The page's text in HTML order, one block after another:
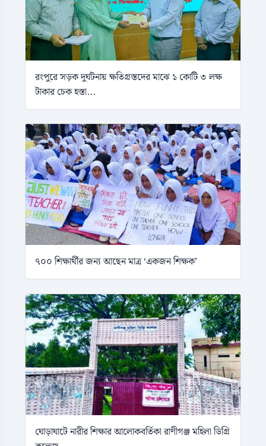
রংপুরে সড়ক দুর্ঘটনায় ক্ষতিগ্রস্তদের মাঝে ১ কোটি ৩ লক্ষ
টাকার চেক হস্তা...
৭০০ শিক্ষার্থীর জন্য আছেন মাত্র ‘একজন শিক্ষক’
ঘোড়াঘাটে নারীর শিক্ষার আলোকবর্তিকা রাণীগঞ্জ মহিলা ডিগ্রি